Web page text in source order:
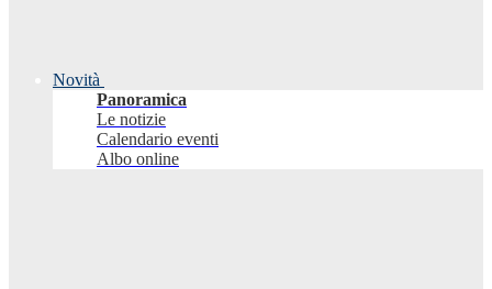
Novità
Panoramica
Le notizie
Calendario eventi
Albo online